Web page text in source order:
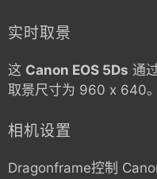
实时取景
这 Canon EOS 5Ds 通
取景尺寸为 960 x 640。
相机设置
Dragonframe控制